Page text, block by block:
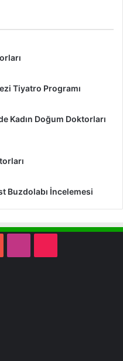
Tiyatro Programı
Kadın Doğum Doktorları
Buzdolabı İncelemesi